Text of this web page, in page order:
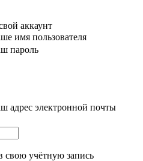
аккаунт
имя пользователя
пароль
адрес электронной почты
свою учётную запись